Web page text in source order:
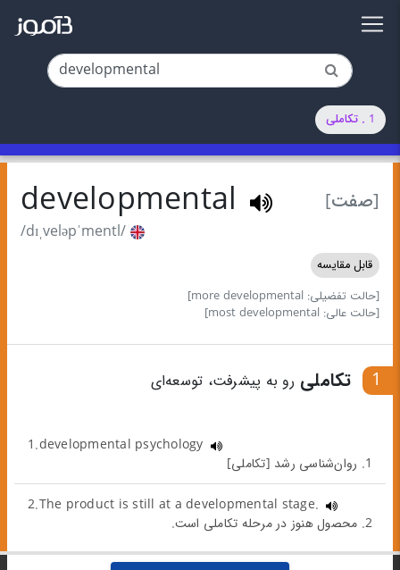
1 . تکاملی
[صفت] developmental
/dɪˌveləpˈmentl/
قابل مقایسه
[حالت تفضیلی: more developmental]
[حالت عالی: most developmental]
1 تکاملی رو به پیشرفت، توسعه‌ای
1.developmental psychology
1. روان‌شناسی رشد [تکاملی]
2.The product is still at a developmental stage.
2. محصول هنوز در مرحله تکاملی است.